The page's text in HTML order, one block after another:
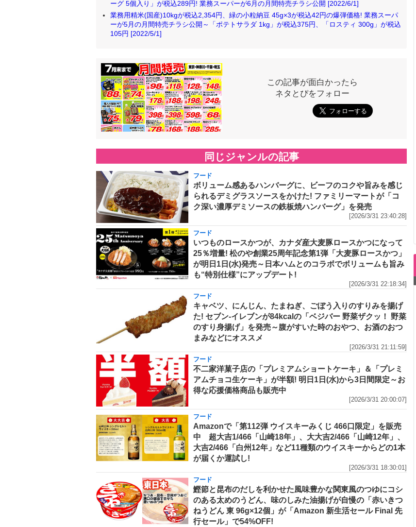
ーグ 5個入り」が税込289円! 業務スーパーが6月の月間特売チラシ公開 [2022/6/1]
業務用精米(国産)10kgが税込2,354円、緑の小粒納豆 45g×3が税込42円の爆弾価格! 業務スーパ
ーが5月の月間特売チラシ公開～「ポテトサラダ 1kg」が税込375円、「ロスティ 300g」が税込
105円 [2022/5/1]
この記事が面白かったら
ネタとぴをフォロー
同じジャンルの記事
フード
ボリューム感あるハンバーグに、ビーフのコクや旨みを感じ
られるデミグラスソースをかけた! ファミリーマートが「コ
ク深い濃厚デミソースの鉄板焼ハンバーグ」を発売
[2026/3/31 23:40:28]
フード
いつものロースかつが、カナダ産大麦豚ロースかつになって
25％増量! 松のや創業25周年記念第1弾「大麦豚ロースかつ」
が明日1日(水)発売～日本ハムとのコラボでボリュームも旨み
も“特別仕様”にアップデート!
[2026/3/31 22:18:34]
フード
キャベツ、にんじん、たまねぎ、ごぼう入りのすりみを揚げ
た! セブン‐イレブンが84kcalの「ベジバー 野菜ザクッ！ 野菜
のすり身揚げ」を発売～腹がすいた時のおやつ、お酒のおつ
まみなどにオススメ
[2026/3/31 21:11:59]
フード
不二家洋菓子店の「プレミアムショートケーキ」＆「プレミ
アムチョコ生ケーキ」が半額! 明日1日(水)から3日間限定～お
得な応援価格商品も販売中
[2026/3/31 20:00:07]
フード
Amazonで「第112弾 ウイスキーみくじ 466口限定」を販売
中 超大吉1/466「山崎18年」、大大吉2/466「山崎12年」、
大吉2/466「白州12年」など11種類のウイスキーからどの1本
が届くか運試し!
[2026/3/31 18:30:01]
フード
鰹節と昆布のだしを利かせた風味豊かな関東風のつゆにコシ
のある太めのうどん、味のしみた油揚げが自慢の「赤いきつ
ねうどん 東 96g×12個」が「Amazon 新生活セール Final 先
行セール」で54%OFF!